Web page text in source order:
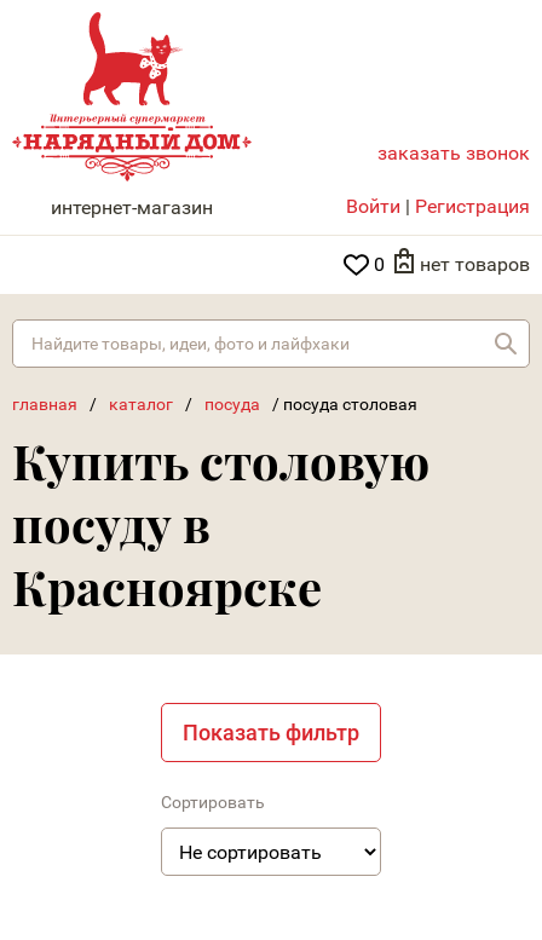
НАРЯДНЫЙ ДОМ
интернет-магазин
заказать звонок
Войти | Регистрация
0 нет товаров
главная / каталог / посуда / посуда столовая
Купить столовую
посуду в
Красноярске
Показать фильтр
Сортировать